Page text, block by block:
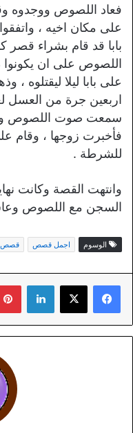
فعاد اللصوص ووجدوه
على مكان اخيه ،
بابا قد قام بشراء قصر
اللصوص على ان
على بابا ليلا ليقتلوه
اربعين جرة من العسل
سمعت صوت اللصوص
فأخبرت زوجها ، وقام
للشرطة .
وانتهت القصة وكانت
السجن مع اللصوص
الوسوم اجمل قصص قصص
لينكدإن